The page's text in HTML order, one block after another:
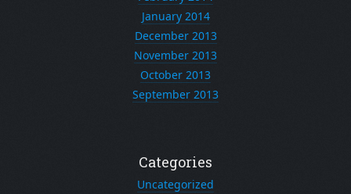
January 2014
December 2013
November 2013
October 2013
September 2013
Categories
Uncategorized